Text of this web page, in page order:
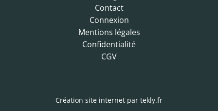
Contact
Connexion
Mentions légales
Confidentialité
CGV
Création site internet par tekly.fr